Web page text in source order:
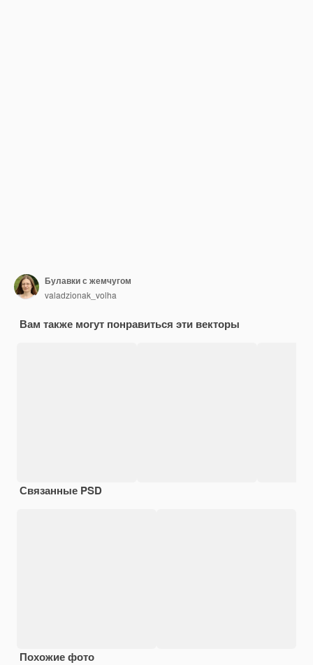
Булавки с жемчугом
valadzionak_volha
Вам также могут понравиться эти векторы
Связанные PSD
Похожие фото